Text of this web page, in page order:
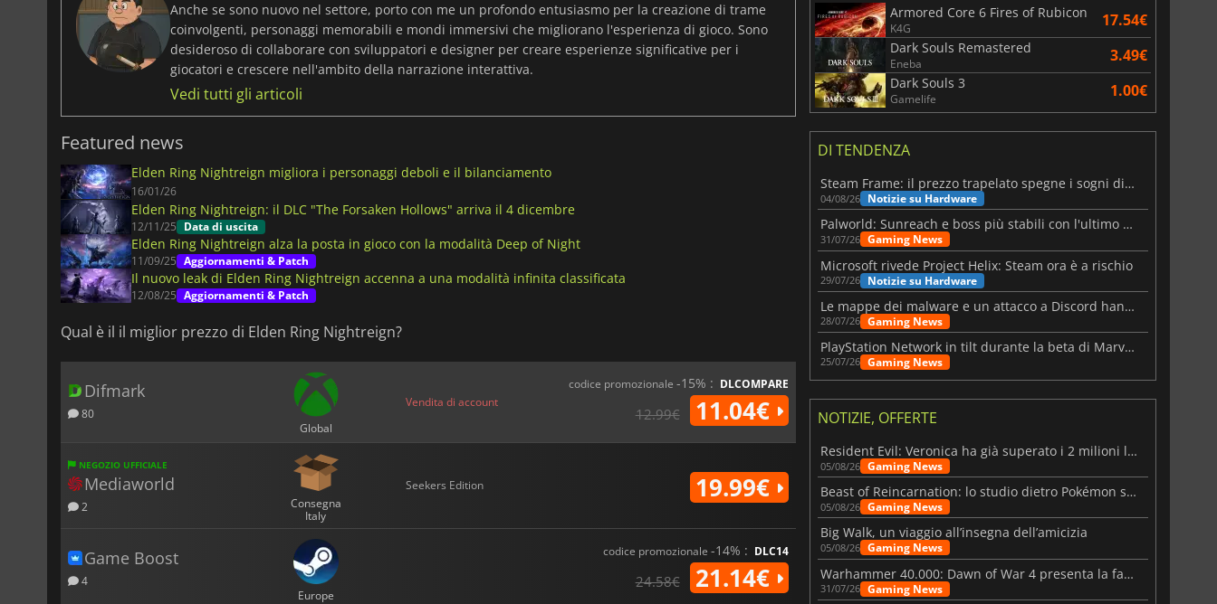
Anche se sono nuovo nel settore, porto con me un profondo entusiasmo per la creazione di trame
coinvolgenti, personaggi memorabili e mondi immersivi che migliorano l'esperienza di gioco. Sono
desideroso di collaborare con sviluppatori e designer per creare esperienze significative per i
giocatori e crescere nell'ambito della narrazione interattiva.
Vedi tutti gli articoli
Featured news
Elden Ring Nightreign migliora i personaggi deboli e il bilanciamento
16/01/26
Elden Ring Nightreign: il DLC "The Forsaken Hollows" arriva il 4 dicembre
12/11/25 Data di uscita
Elden Ring Nightreign alza la posta in gioco con la modalità Deep of Night
11/09/25 Aggiornamenti & Patch
Il nuovo leak di Elden Ring Nightreign accenna a una modalità infinita classificata
12/08/25 Aggiornamenti & Patch
Qual è il il miglior prezzo di Elden Ring Nightreign?
Difmark
80
Global
Vendita di account
codice promozionale -15% : DLCOMPARE
12.99€ 11.04€
NEGOZIO UFFICIALE
Mediaworld
2
Consegna
Italy
Seekers Edition 19.99€
Game Boost
4
Europe
codice promozionale -14% : DLC14
24.58€ 21.14€
Armored Core 6 Fires of Rubicon
K4G 17.54€
Dark Souls Remastered
Eneba 3.49€
Dark Souls 3
Gamelife 1.00€
DI TENDENZA
Steam Frame: il prezzo trapelato spegne i sogni di un VR economico
04/08/26 Notizie su Hardware
Palworld: Sunreach e boss più stabili con l'ultimo update
31/07/26 Gaming News
Microsoft rivede Project Helix: Steam ora è a rischio
29/07/26 Notizie su Hardware
Le mappe dei malware e un attacco a Discord hanno colpito Meccha Chameleon
28/07/26 Gaming News
PlayStation Network in tilt durante la beta di Marvel Tōkon
25/07/26 Gaming News
NOTIZIE, OFFERTE
Resident Evil: Veronica ha già superato i 2 milioni liste dei desideri
05/08/26 Gaming News
Beast of Reincarnation: lo studio dietro Pokémon su una nuova strada
05/08/26 Gaming News
Big Walk, un viaggio all’insegna dell’amicizia
05/08/26 Gaming News
Warhammer 40.000: Dawn of War 4 presenta la fazione dei Necron
31/07/26 Gaming News